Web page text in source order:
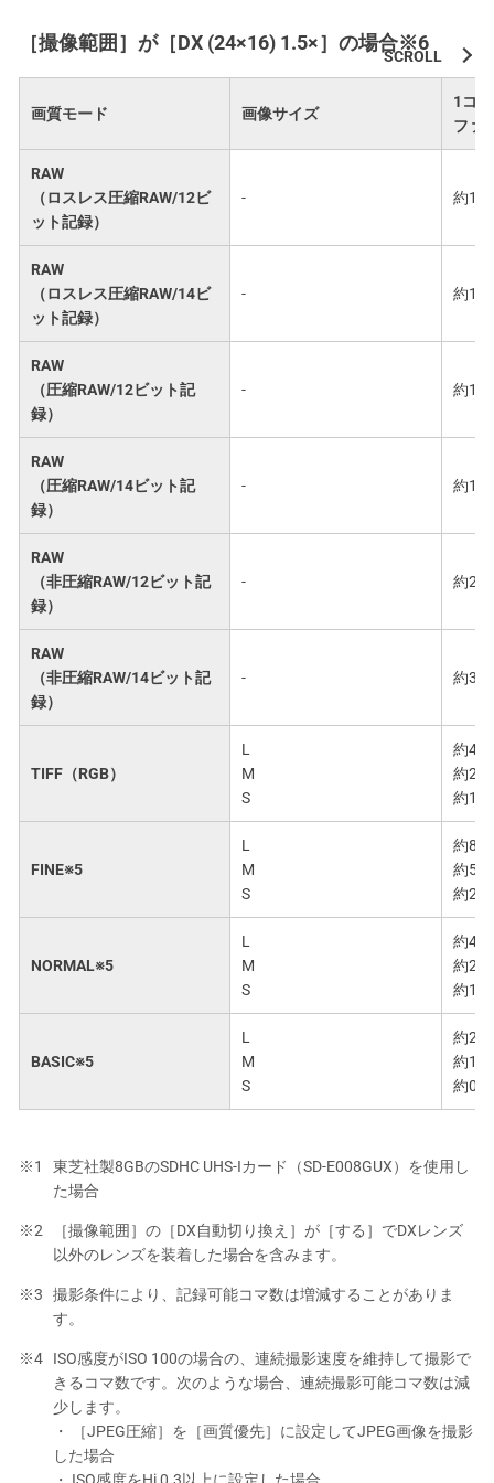
［撮像範囲］が［DX (24×16) 1.5×］の場合※6
画質モード 画像サイズ
1コ
ファ
RAW
（ロスレス圧縮RAW/12ビ
ット記録）
- 約
RAW
（ロスレス圧縮RAW/14ビ
ット記録）
- 約
RAW
（圧縮RAW/12ビット記
録）
- 約
RAW
（圧縮RAW/14ビット記
録）
- 約
RAW
（非圧縮RAW/12ビット記
録）
- 約
RAW
（非圧縮RAW/14ビット記
録）
- 約
TIFF（RGB）
L
M
S
約
約
約
FINE※5
L
M
S
約
約
約
NORMAL※5
L
M
S
約
約
約
BASIC※5
L
M
S
約
約
約
東芝社製8GBのSDHC UHS-Iカード（SD-E008GUX）を使用し
た場合
［撮像範囲］の［DX自動切り換え］が［する］でDXレンズ
以外のレンズを装着した場合を含みます。
撮影条件により、記録可能コマ数は増減することがありま
す。
ISO感度がISO 100の場合の、連続撮影速度を維持して撮影で
きるコマ数です。次のような場合、連続撮影可能コマ数は減
少します。
・ ［JPEG圧縮］を［画質優先］に設定してJPEG画像を撮影
した場合
・ ISO感度をHi 0.3以上に設定した場合